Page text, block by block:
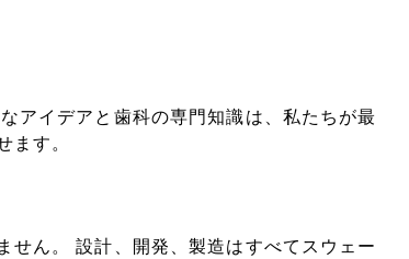
アイデアと歯科の専門知識は、私たちが最
す。
ん。 設計、開発、製造はすべてスウェー